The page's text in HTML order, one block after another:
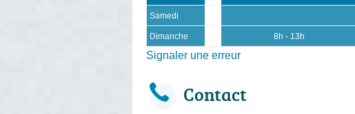
Samedi
Dimanche 8h - 13h
Signaler une erreur
Contact